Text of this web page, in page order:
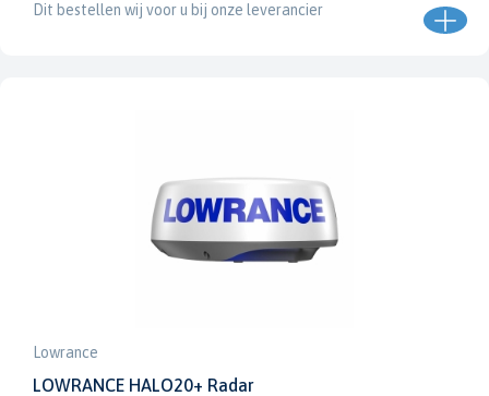
Dit bestellen wij voor u bij onze leverancier
Lowrance
LOWRANCE HALO20+ Radar